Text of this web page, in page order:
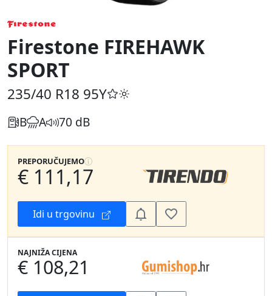
Firestone FIREHAWK
SPORT
235/40 R18 95Y
B A 70 dB
PREPORUČUJEMO
€ 111,17
Idi u trgovinu
NAJNIŽA CIJENA
€ 108,21